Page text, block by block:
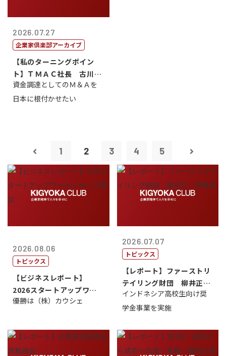
2026.07.27
企業家倶楽部アーカイブ
【私のターニングポイン
ト】ＴＭＡＣ社長 古川英
一
資金調達としてのＭ＆Ａを
日本に根付かせたい
1 2 3 4 5
2026.08.06
トピックス
【ビジネスレポート】
2026スタートアップワー
ルドカップ東京
優勝は（株）カウシェ
2026.07.07
トピックス
【レポート】ファーストリ
テイリング財団 柳井正
理事長
インドネシア高校生向け奨
学金事業を実施